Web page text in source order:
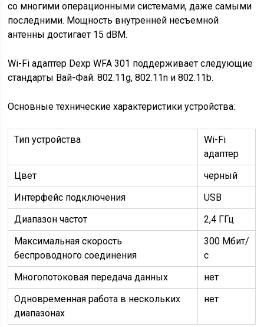
со многими операционными системами, даже самыми
последними. Мощность внутренней несъемной
антенны достигает 15 dBM.
Wi-Fi адаптер Dexp WFA 301 поддерживает следующие
стандарты Вай-Фай: 802.11g, 802.11n и 802.11b.
Основные технические характеристики устройства:
Тип устройства
Wi-Fi
адаптер
Цвет
черный
Интерфейс подключения
USB
Диапазон частот
2,4 ГГц
Максимальная скорость
беспроводного соединения
300 Мбит/
с
Многопотоковая передача данных
нет
Одновременная работа в нескольких
диапазонах
нет